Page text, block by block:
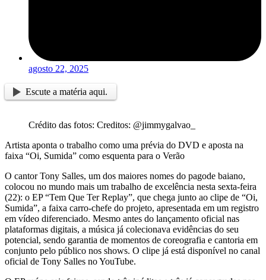
agosto 22, 2025
Escute a matéria aqui.
Crédito das fotos: Creditos: @jimmygalvao_
Artista aponta o trabalho como uma prévia do DVD e aposta na
faixa “Oi, Sumida” como esquenta para o Verão
O cantor Tony Salles, um dos maiores nomes do pagode baiano,
colocou no mundo mais um trabalho de excelência nesta sexta-feira
(22): o EP “Tem Que Ter Replay”, que chega junto ao clipe de “Oi,
Sumida”, a faixa carro-chefe do projeto, apresentada em um registro
em vídeo diferenciado. Mesmo antes do lançamento oficial nas
plataformas digitais, a música já colecionava evidências do seu
potencial, sendo garantia de momentos de coreografia e cantoria em
conjunto pelo público nos shows. O clipe já está disponível no canal
oficial de Tony Salles no YouTube.